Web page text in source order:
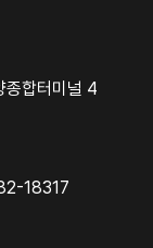
종합터미널 4
18317